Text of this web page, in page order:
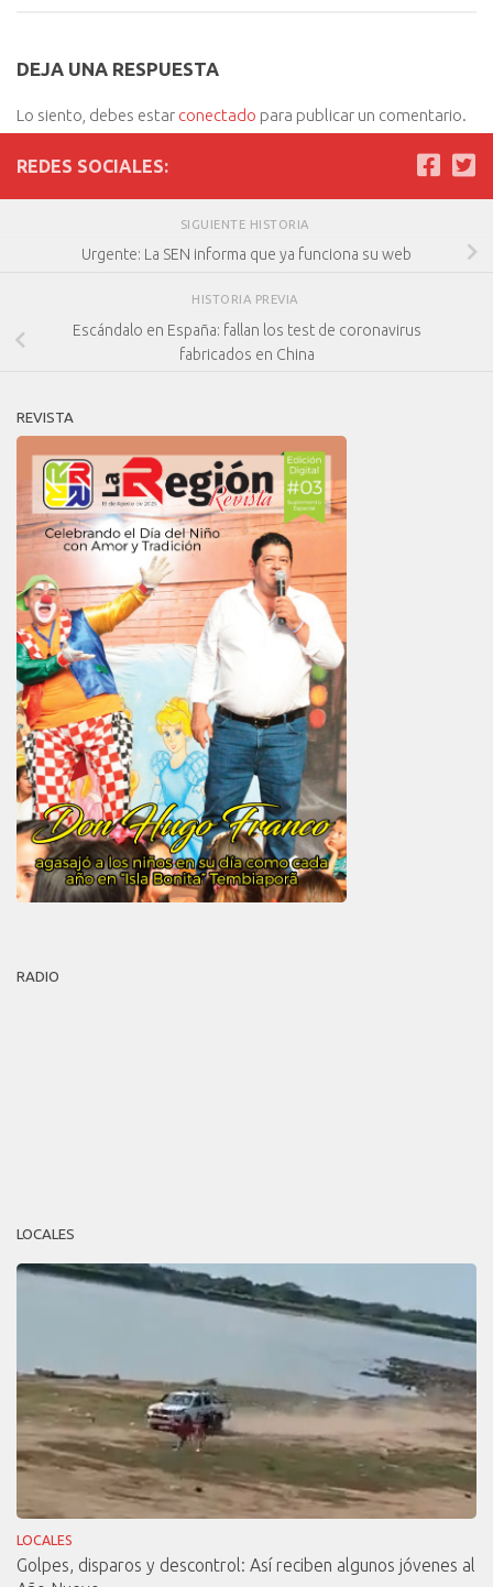
DEJA UNA RESPUESTA
Lo siento, debes estar conectado para publicar un comentario.
REDES SOCIALES:
SIGUIENTE HISTORIA
Urgente: La SEN informa que ya funciona su web
HISTORIA PREVIA
Escándalo en España: fallan los test de coronavirus
fabricados en China
REVISTA
RADIO
LOCALES
LOCALES
Golpes, disparos y descontrol: Así reciben algunos jóvenes al